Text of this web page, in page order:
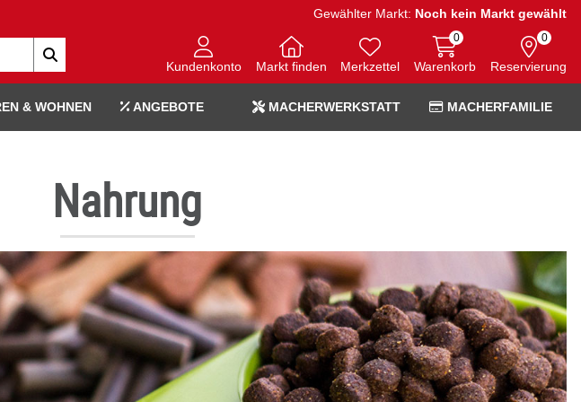
Gewählter Markt: Noch kein Markt gewählt
Kundenkonto Markt finden Merkzettel Warenkorb
0
Reservierung
0
& WOHNEN ANGEBOTE MACHERWERKSTATT MACHERFAMILIE
Nahrung